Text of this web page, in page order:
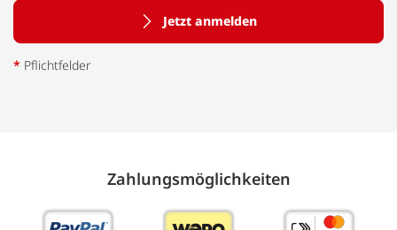
Jetzt anmelden
* Pflichtfelder
Zahlungs­möglich­keiten